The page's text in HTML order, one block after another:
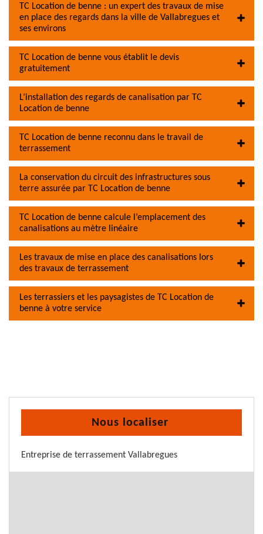
TC Location de benne : un expert des travaux de mise
en place des regards dans la ville de Vallabregues et
ses environs
TC Location de benne vous établit le devis
gratuitement
L’installation des regards de canalisation par TC
Location de benne
TC Location de benne reconnu dans le travail de
terrassement
La conservation du circuit des infrastructures sous
terre assurée par TC Location de benne
TC Location de benne calcule l’emplacement des
canalisations au mètre linéaire
Les travaux de mise en place des canalisations lors
des travaux de terrassement
Les terrassiers et les paysagistes de TC Location de
benne à votre service
Nous localiser
Entreprise de terrassement Vallabregues